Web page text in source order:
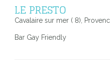
LE PRESTO
Cavalaire sur mer ( 8),
Bar Gay Friendly